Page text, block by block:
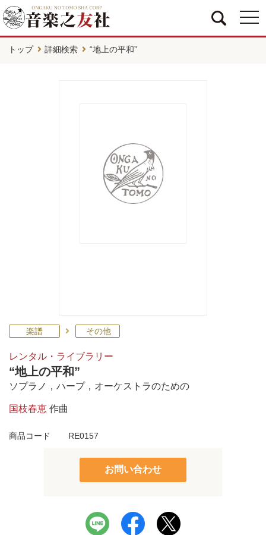
トップ 詳細検索 “地上の平和”
楽譜 その他
レンタル・ライブラリー
“地上の平和”
ソプラノ，ハープ，オーケストラのための
国枝春恵 作曲
商品コード RE0157
お問い合わせ